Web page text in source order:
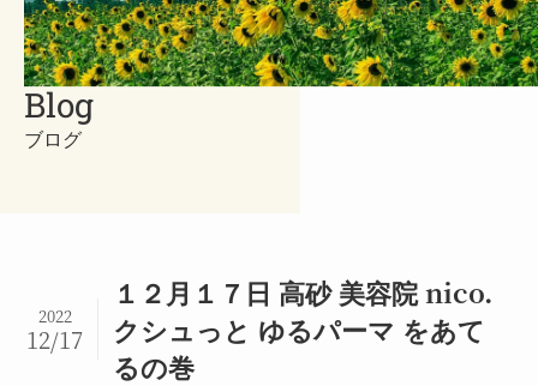
Blog
ブログ
１２月１７日 高砂 美容院 nico.
クシュっと ゆるパーマ をあて
るの巻
2022
12/17